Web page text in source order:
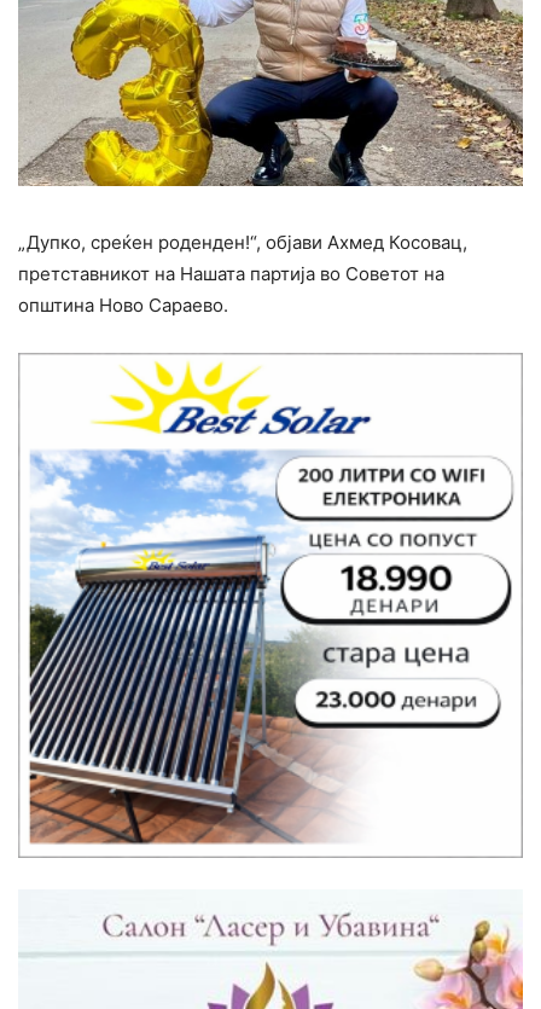
„Дупко, среќен роденден!“, објави Ахмед Косовац,
претставникот на Нашата партија во Советот на
општина Ново Сараево.